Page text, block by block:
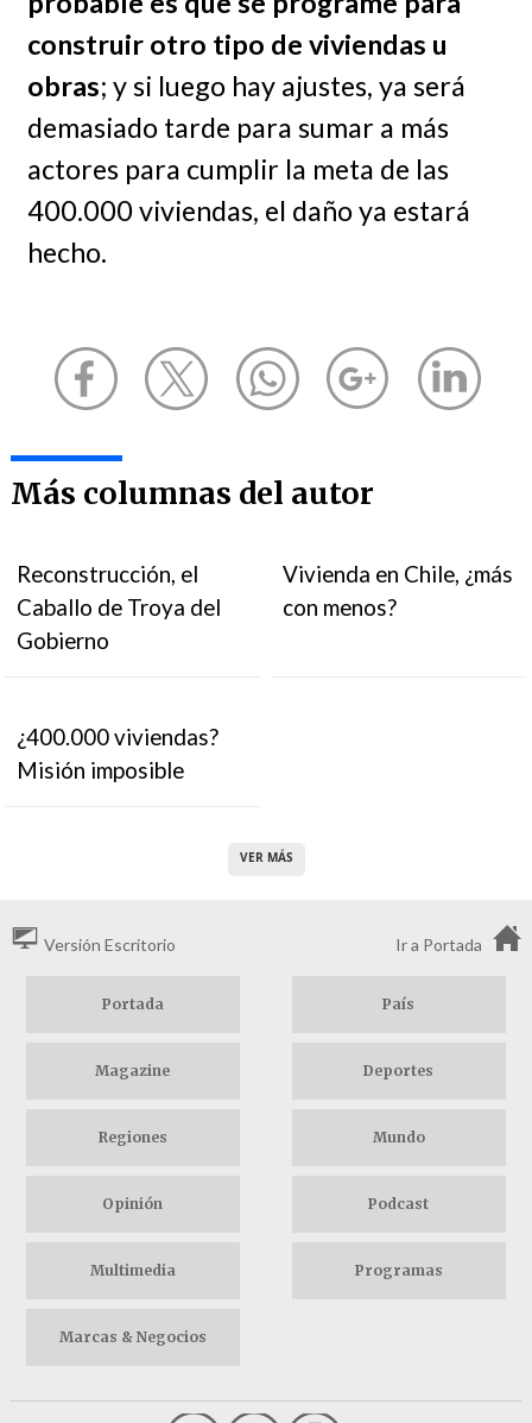
construir otro tipo de viviendas u
obras; y si luego hay ajustes, ya será
demasiado tarde para sumar a más
actores para cumplir la meta de las
400.000 viviendas, el daño ya estará
hecho.
Más columnas del autor
Reconstrucción, el
Caballo de Troya del
Gobierno
Vivienda en Chile, ¿más
con menos?
¿400.000 viviendas?
Misión imposible
VER MÁS
Versión Escritorio Ir a Portada
Portada País
Magazine Deportes
Regiones Mundo
Opinión Podcast
Multimedia Programas
Marcas & Negocios